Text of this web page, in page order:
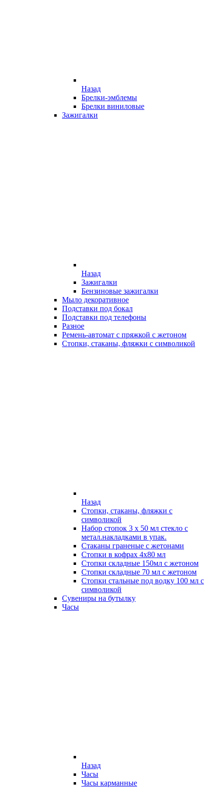
Назад
Брелки-эмблемы
Брелки виниловые
Зажигалки
Назад
Зажигалки
Бензиновые зажигалки
Мыло декоративное
Подставки под бокал
Подставки под телефоны
Разное
Ремень-автомат с пряжкой с жетоном
Стопки, стаканы, фляжки с символикой
Назад
Стопки, стаканы, фляжки с
символикой
Набор стопок 3 х 50 мл стекло с
метал.накладками в упак.
Стаканы граненые с жетонами
Стопки в кофрах 4х80 мл
Стопки складные 150мл с жетоном
Стопки складные 70 мл с жетоном
Стопки стальные под водку 100 мл с
символикой
Сувениры на бутылку
Часы
Назад
Часы
Часы карманные